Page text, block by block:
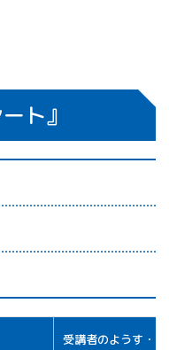
ト』
受講者のようす・感